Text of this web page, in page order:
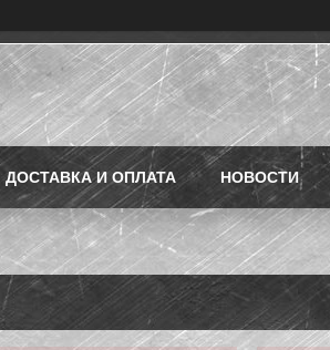
ДОСТАВКА И ОПЛАТА НОВОСТИ